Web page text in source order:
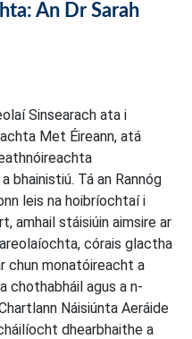
An Dr Sarah
Sinsearach ata i
Met Éireann, atá
bhainistiú. Tá an Rannóg
leis na hoibríochtaí i
amhail stáisiúin aimsire ar
córais glactha
chun monatóireacht a
chothabháil agus a n-
Náisiúnta Aeráide
dhearbhaithe a